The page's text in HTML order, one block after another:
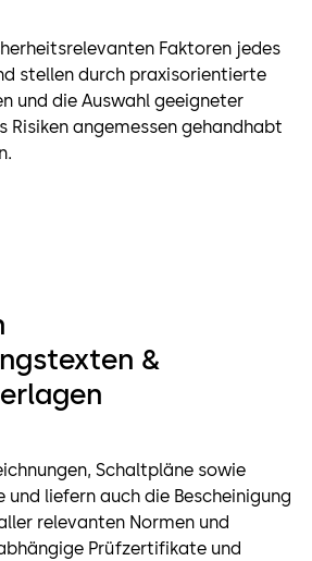
Faktoren jedes
stellen durch praxisorientierte
und die Auswahl geeigneter
Risiken angemessen gehandhabt
&
Schaltpläne sowie
und liefern auch die Bescheinigung
relevanten Normen und
Prüfzertifikate und